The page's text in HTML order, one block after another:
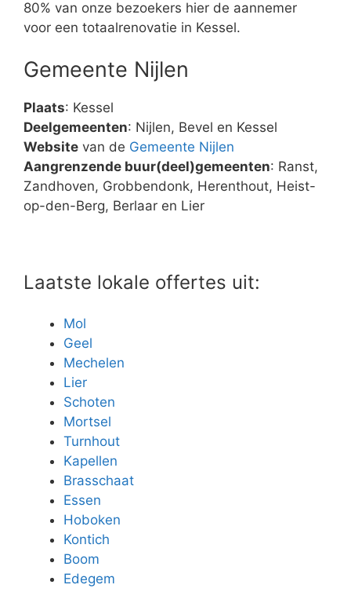
80% van onze bezoekers hier de aannemer
voor een totaalrenovatie in Kessel.
Gemeente Nijlen
Plaats: Kessel
Deelgemeenten: Nijlen, Bevel en Kessel
Website van de Gemeente Nijlen
Aangrenzende buur(deel)gemeenten: Ranst,
Zandhoven, Grobbendonk, Herenthout, Heist-
op-den-Berg, Berlaar en Lier
Laatste lokale offertes uit:
Mol
Geel
Mechelen
Lier
Schoten
Mortsel
Turnhout
Kapellen
Brasschaat
Essen
Hoboken
Kontich
Boom
Edegem